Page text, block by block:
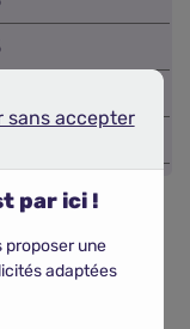
une femme
sans accepter
par ici !
proposer une
adaptées
accepter